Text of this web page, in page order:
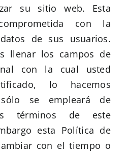
su sitio web. Esta
con la
de sus usuarios.
llenar los campos de
con la cual usted
lo hacemos
se empleará de
términos de este
esta Política de
con el tiempo o